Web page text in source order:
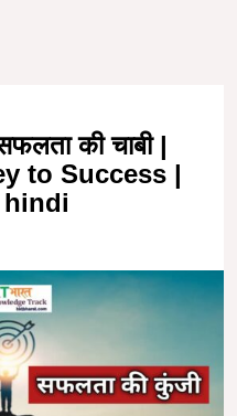
की चाबी |
to Success |
hindi